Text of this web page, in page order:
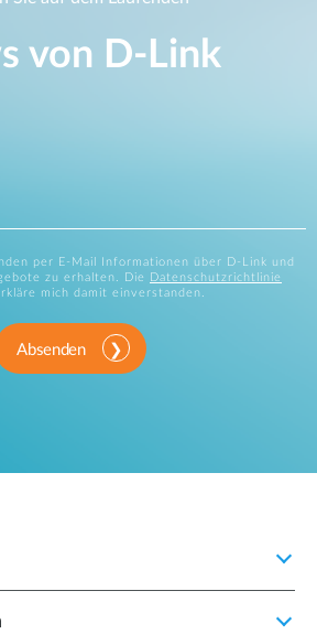
von D‑Link
per E-Mail Informationen über D-Link und
zu erhalten. Die
Datenschutzrichtlinie
mich damit einverstanden.
Absenden